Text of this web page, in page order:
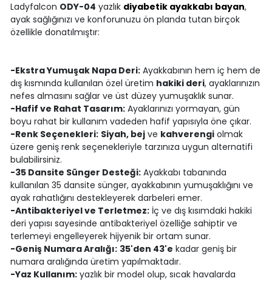
Ladyfalcon ODY-04 yazlık diyabetik ayakkabı bayan,
ayak sağlığınızı ve konforunuzu ön planda tutan birçok
özellikle donatılmıştır:
-Ekstra Yumuşak Napa Deri:Ayakkabının hem iç hem de
dış kısmında kullanılan özel üretim hakiki deri, ayaklarınızın
nefes almasını sağlar ve üst düzey yumuşaklık sunar.
-Hafif ve Rahat Tasarım:Ayaklarınızı yormayan, gün
boyu rahat bir kullanım vadeden hafif yapısıyla öne çıkar.
-Renk Seçenekleri: Siyah, bejve kahverengiolmak
üzere geniş renk seçenekleriyle tarzınıza uygun alternatifi
bulabilirsiniz.
-35 Dansite Sünger Desteği:Ayakkabı tabanında
kullanılan 35 dansite sünger, ayakkabının yumuşaklığını ve
ayak rahatlığını destekleyerek darbeleri emer.
-Antibakteriyel ve Terletmez:İç ve dış kısımdaki hakiki
deri yapısı sayesinde antibakteriyel özelliğe sahiptir ve
terlemeyi engelleyerek hijyenik bir ortam sunar.
-Geniş Numara Aralığı: 35'den 43'e kadar geniş bir
numara aralığında üretim yapılmaktadır.
-Yaz Kullanım:yazlık bir model olup, sıcak havalarda